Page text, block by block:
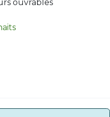
ouvrables